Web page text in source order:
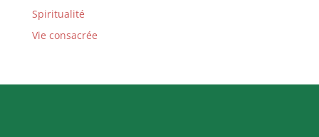
Spiritualité
Vie consacrée